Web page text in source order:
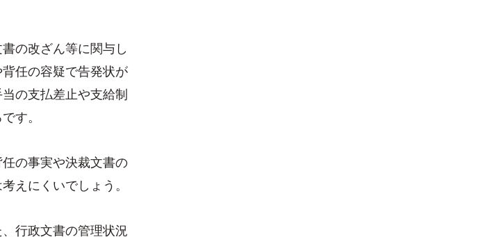
の改ざん等に関与し
任の容疑で告発状が
の支払差止や支給制
す。
の事実や決裁文書の
えにくいでしょう。
行政文書の管理状況